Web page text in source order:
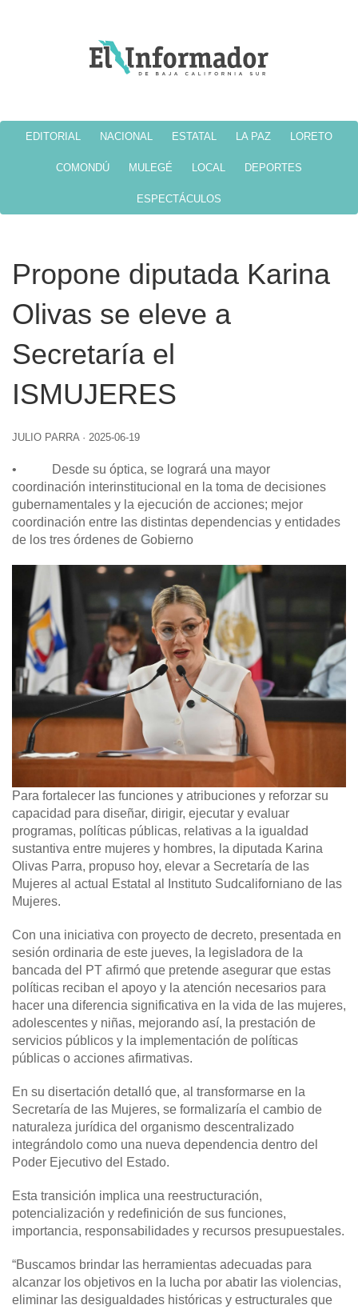
EDITORIAL NACIONAL ESTATAL LA PAZ LORETO
COMONDÚ MULEGÉ LOCAL DEPORTES
ESPECTÁCULOS
Propone diputada Karina
Olivas se eleve a
Secretaría el
ISMUJERES
JULIO PARRA · 2025-06-19
• Desde su óptica, se logrará una mayor
coordinación interinstitucional en la toma de decisiones
gubernamentales y la ejecución de acciones; mejor
coordinación entre las distintas dependencias y entidades
de los tres órdenes de Gobierno
Para fortalecer las funciones y atribuciones y reforzar su
capacidad para diseñar, dirigir, ejecutar y evaluar
programas, políticas públicas, relativas a la igualdad
sustantiva entre mujeres y hombres, la diputada Karina
Olivas Parra, propuso hoy, elevar a Secretaría de las
Mujeres al actual Estatal al Instituto Sudcaliforniano de las
Mujeres.
Con una iniciativa con proyecto de decreto, presentada en
sesión ordinaria de este jueves, la legisladora de la
bancada del PT afirmó que pretende asegurar que estas
políticas reciban el apoyo y la atención necesarios para
hacer una diferencia significativa en la vida de las mujeres,
adolescentes y niñas, mejorando así, la prestación de
servicios públicos y la implementación de políticas
públicas o acciones afirmativas.
En su disertación detalló que, al transformarse en la
Secretaría de las Mujeres, se formalizaría el cambio de
naturaleza jurídica del organismo descentralizado
integrándolo como una nueva dependencia dentro del
Poder Ejecutivo del Estado.
Esta transición implica una reestructuración,
potencialización y redefinición de sus funciones,
importancia, responsabilidades y recursos presupuestales.
“Buscamos brindar las herramientas adecuadas para
alcanzar los objetivos en la lucha por abatir las violencias,
eliminar las desigualdades históricas y estructurales que